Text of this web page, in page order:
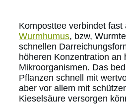
Komposttee verbindet fast
Wurmhumus, bzw,
schnellen
höheren Konzentration an
Mikroorganismen. Das
Pflanzen schnell mit
aber vor allem mit
Kieselsäure versorgen